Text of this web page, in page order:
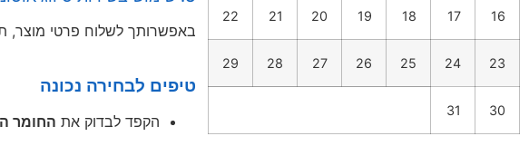
16
17
18
19
20
21
22
23
24
25
26
27
28
29
30
31
באפשרותך לשלוח פרטי מוצר,
טיפים לבחירה נכונה
הקפד לבדוק את החומר